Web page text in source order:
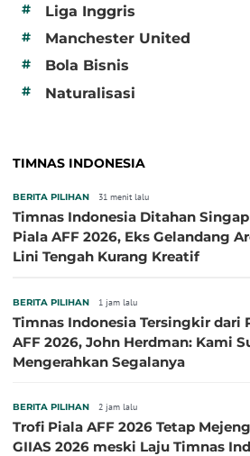
# Liga Inggris
# Manchester United
# Bola Bisnis
# Naturalisasi
TIMNAS INDONESIA
BERITA PILIHAN 31 menit lalu
Timnas Indonesia Ditahan
Piala AFF 2026, Eks Gelandang
Lini Tengah Kurang Kreatif
BERITA PILIHAN 1 jam lalu
Timnas Indonesia Tersingkir dari
AFF 2026, John Herdman: Kami
Mengerahkan Segalanya
BERITA PILIHAN 2 jam lalu
Trofi Piala AFF 2026 Tetap
GIIAS 2026 meski Laju Timnas